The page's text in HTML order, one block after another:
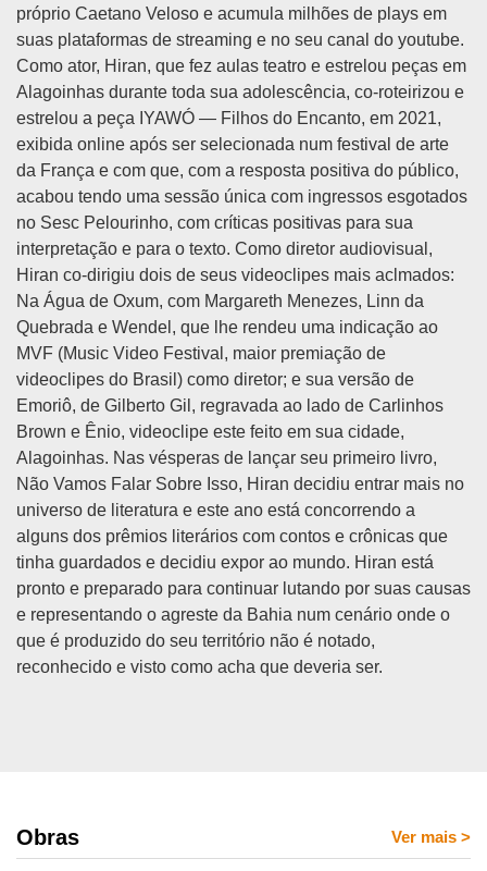
próprio Caetano Veloso e acumula milhões de plays em
suas plataformas de streaming e no seu canal do youtube.
Como ator, Hiran, que fez aulas teatro e estrelou peças em
Alagoinhas durante toda sua adolescência, co-roteirizou e
estrelou a peça IYAWÓ — Filhos do Encanto, em 2021,
exibida online após ser selecionada num festival de arte
da França e com que, com a resposta positiva do público,
acabou tendo uma sessão única com ingressos esgotados
no Sesc Pelourinho, com críticas positivas para sua
interpretação e para o texto. Como diretor audiovisual,
Hiran co-dirigiu dois de seus videoclipes mais aclmados:
Na Água de Oxum, com Margareth Menezes, Linn da
Quebrada e Wendel, que lhe rendeu uma indicação ao
MVF (Music Video Festival, maior premiação de
videoclipes do Brasil) como diretor; e sua versão de
Emoriô, de Gilberto Gil, regravada ao lado de Carlinhos
Brown e Ênio, videoclipe este feito em sua cidade,
Alagoinhas. Nas vésperas de lançar seu primeiro livro,
Não Vamos Falar Sobre Isso, Hiran decidiu entrar mais no
universo de literatura e este ano está concorrendo a
alguns dos prêmios literários com contos e crônicas que
tinha guardados e decidiu expor ao mundo. Hiran está
pronto e preparado para continuar lutando por suas causas
e representando o agreste da Bahia num cenário onde o
que é produzido do seu território não é notado,
reconhecido e visto como acha que deveria ser.
Obras Ver mais >